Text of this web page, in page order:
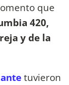
que
420,
y de la
tuvieron